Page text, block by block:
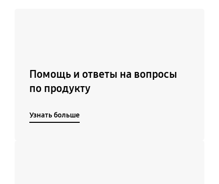
Помощь и ответы на вопросы
по продукту
Узнать больше